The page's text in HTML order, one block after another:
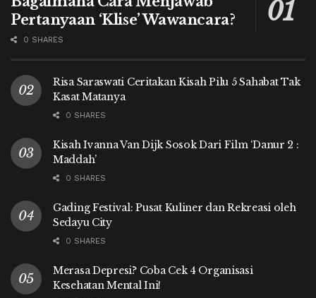
Pertanyaan ‘Klise’ Wawancara?
0 SHARES
Risa Saraswati Ceritakan Kisah Pilu 5 Sahabat Tak
Kasat Matanya
0 SHARES
Kisah Ivanna Van Dijk Sosok Dari Film ‘Danur 2 :
Maddah’
0 SHARES
Gading Festival: Pusat Kuliner dan Rekreasi oleh
Sedayu City
0 SHARES
Merasa Depresi? Coba Cek 4 Organisasi
Kesehatan Mental Ini!